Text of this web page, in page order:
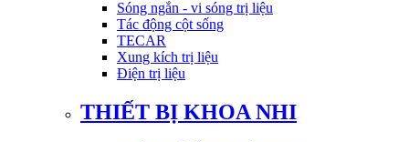
Sóng ngắn - vi sóng trị liệu
Tác động cột sống
TECAR
Xung kích trị liệu
Điện trị liệu
THIẾT BỊ KHOA NHI